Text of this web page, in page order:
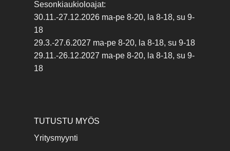
Sesonkiaukioloajat:
30.11.-27.12.2026 ma-pe 8-20, la 8-18, su 9-
18
29.3.-27.6.2027 ma-pe 8-20, la 8-18, su 9-18
29.11.-26.12.2027 ma-pe 8-20, la 8-18, su 9-
18
TUTUSTU MYÖS
Yritysmyynti